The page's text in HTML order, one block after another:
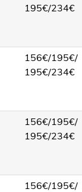
195€/234€
156€/195€/
195€/234€
156€/195€/
195€/234€
156€/195€/